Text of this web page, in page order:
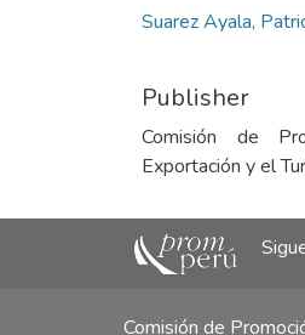
Suarez Ayala,
Publisher
Comisión de
Exportación y el
Comisión de